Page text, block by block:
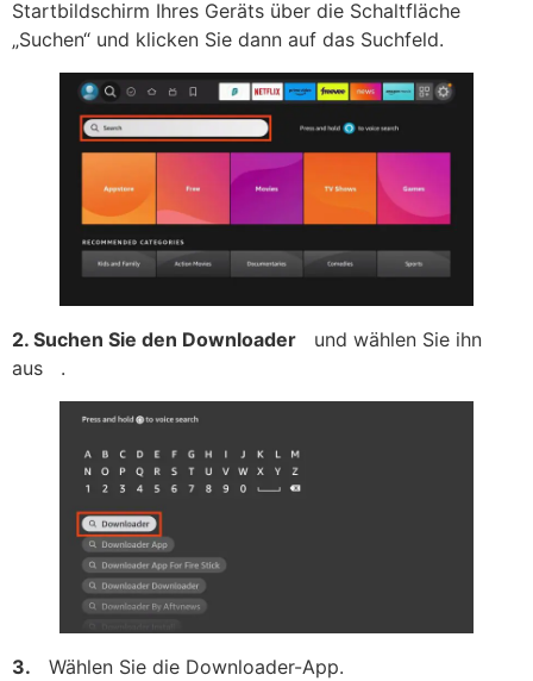
Startbildschirm Ihres Geräts über die Schaltfläche
„Suchen“ und klicken Sie dann auf das Suchfeld.
2. Suchen Sie den Downloader und wählen Sie ihn
aus .
3. Wählen Sie die Downloader-App.